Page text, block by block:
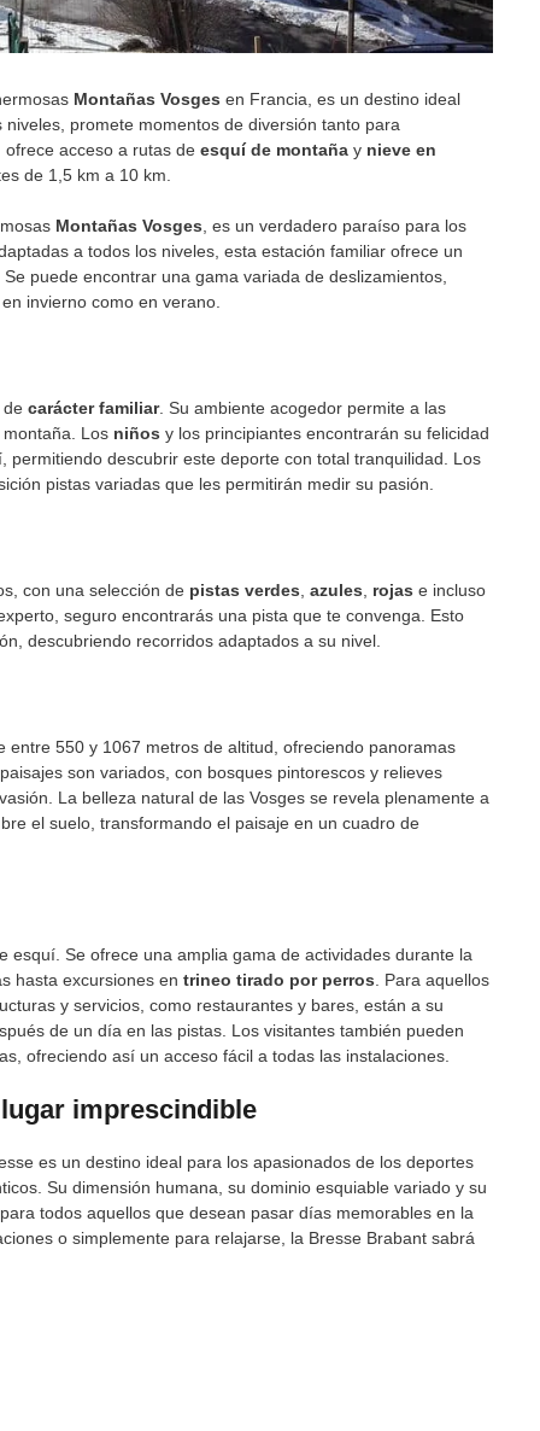
Montañas Vosges en Francia, es un destino ideal
promete momentos de diversión tanto para
acceso a rutas de esquí de montaña y nieve en
de 1,5 km a 10 km.
Montañas Vosges , es un verdadero paraíso para los
a todos los niveles, esta estación familiar ofrece un
puede encontrar una gama variada de deslizamientos,
invierno como en verano.
de carácter familiar. Su ambiente acogedor permite a las
Los niños y los principiantes encontrarán su felicidad
descubrir este deporte con total tranquilidad. Los
pistas variadas que les permitirán medir su pasión.
con una selección de pistas verdes azules rojas e incluso
seguro encontrarás una pista que te convenga. Esto
descubriendo recorridos adaptados a su nivel.
550 y 1067 metros de altitud, ofreciendo panoramas
son variados, con bosques pintorescos y relieves
La belleza natural de las Vosges se revela plenamente a
el suelo, transformando el paisaje en un cuadro de
esquí. Se ofrece una amplia gama de actividades durante la
hasta excursiones en trineo tirado por perros . Para aquellos
y servicios, como restaurantes y bares, están a su
de un día en las pistas. Los visitantes también pueden
ofreciendo así un acceso fácil a todas las instalaciones.
imprescindible
es un destino ideal para los apasionados de los deportes
Su dimensión humana, su dominio esquiable variado y su
todos aquellos que desean pasar días memorables en la
o simplemente para relajarse, la Bresse Brabant sabrá